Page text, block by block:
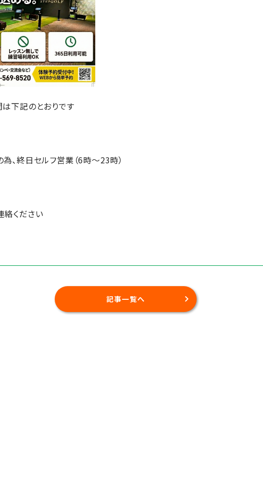
下記のとおりです
、終日セルフ営業（6時～23時）
絡ください
記事一覧へ